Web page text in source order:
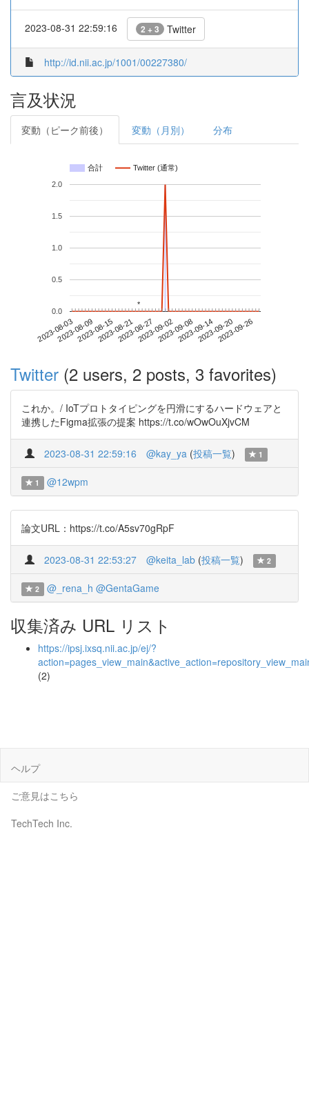
2023-08-31 22:59:16 2 + 3 Twitter
http://id.nii.ac.jp/1001/00227380/
言及状況
変動（ピーク前後） 変動（月別） 分布
合計 Twitter (通常)
2023-08-032023-08-092023-08-152023-08-212023-08-272023-09-022023-09-082023-09-142023-09-202023-09-26
0.0
0.5
1.0
1.5
2.0
**
Twitter (2 users, 2 posts, 3 favorites)
これか。/ IoTプロトタイピングを円滑にするハードウェアと
連携したFigma拡張の提案 https://t.co/wOwOuXjvCM
2023-08-31 22:59:16 @kay_ya (投稿一覧) 1
1 @12wpm
論文URL：https://t.co/A5sv70gRpF
2023-08-31 22:53:27 @keita_lab (投稿一覧) 2
2 @_rena_h @GentaGame
収集済み URL リスト
https://ipsj.ixsq.nii.ac.jp/ej/?
(2)
ヘルプ
ご意見はこちら
TechTech Inc.